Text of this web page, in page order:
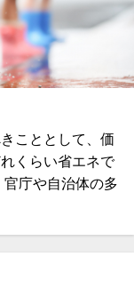
こととして、価
くらい省エネで
庁や自治体の多